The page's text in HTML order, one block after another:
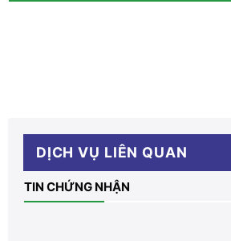
DỊCH VỤ LIÊN QUAN
TIN CHỨNG NHẬN